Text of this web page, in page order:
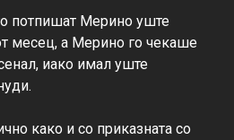
потпишат Мерино уште
месец, а Мерино го чекаше
иако имал уште
како и со приказната со